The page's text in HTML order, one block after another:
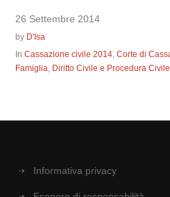
26 Settembre 2014
by D'Isa
InCassazione civile 2014,Corte di
Famiglia, Diritto Civile e Procedura Civile
Informativa privacy